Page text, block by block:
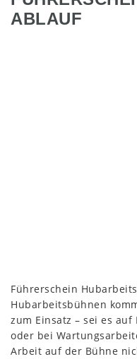
ABLAUF
Führerschein
Hubarbeitsbühnen
zum Einsatz – sei es
oder bei
Arbeit auf der Bühne